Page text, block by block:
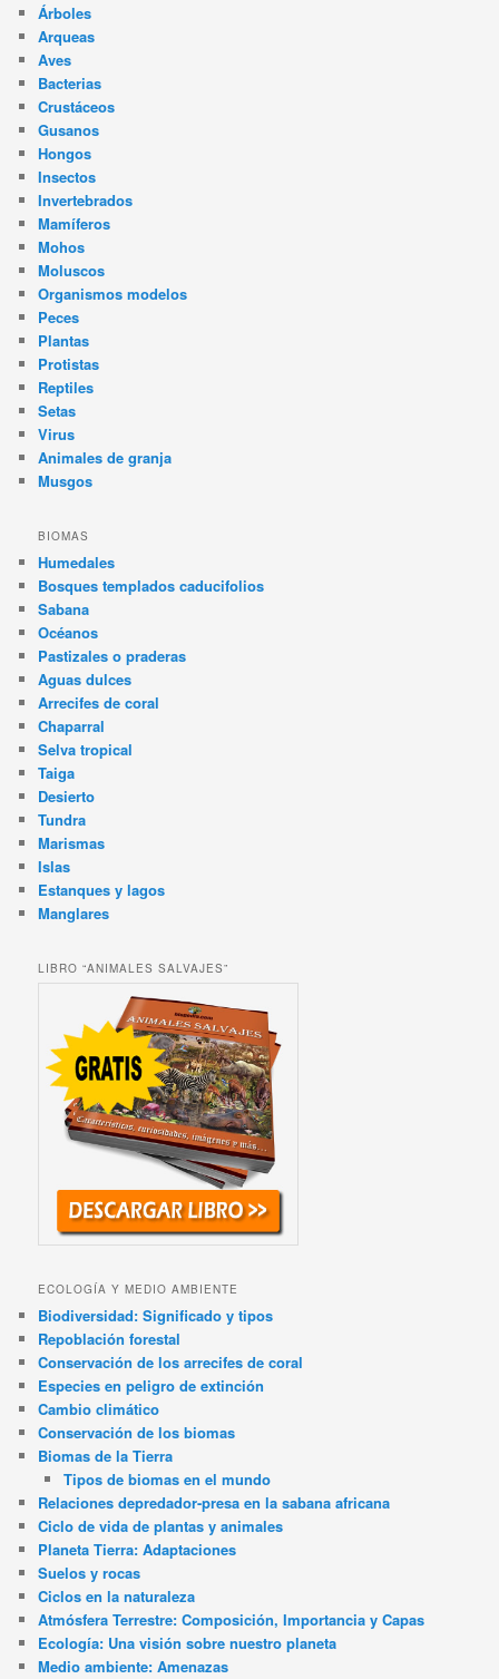
Árboles
Arqueas
Aves
Bacterias
Crustáceos
Gusanos
Hongos
Insectos
Invertebrados
Mamíferos
Mohos
Moluscos
Organismos modelos
Peces
Plantas
Protistas
Reptiles
Setas
Virus
Animales de granja
Musgos
BIOMAS
Humedales
Bosques templados caducifolios
Sabana
Océanos
Pastizales o praderas
Aguas dulces
Arrecifes de coral
Chaparral
Selva tropical
Taiga
Desierto
Tundra
Marismas
Islas
Estanques y lagos
Manglares
LIBRO “ANIMALES SALVAJES”
ECOLOGÍA Y MEDIO AMBIENTE
Biodiversidad: Significado y tipos
Repoblación forestal
Conservación de los arrecifes de coral
Especies en peligro de extinción
Cambio climático
Conservación de los biomas
Biomas de la Tierra
Tipos de biomas en el mundo
Relaciones depredador-presa en la sabana africana
Ciclo de vida de plantas y animales
Planeta Tierra: Adaptaciones
Suelos y rocas
Ciclos en la naturaleza
Atmósfera Terrestre: Composición, Importancia y Capas
Ecología: Una visión sobre nuestro planeta
Medio ambiente: Amenazas